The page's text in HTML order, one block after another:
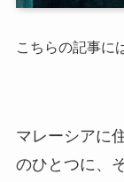
こちらの記事に
マレーシアに
のひとつに、